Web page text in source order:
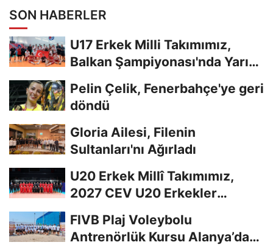
SON HABERLER
U17 Erkek Milli Takımımız,
Balkan Şampiyonası'nda Yarı
Pelin Çelik, Fenerbahçe'ye geri
döndü
Gloria Ailesi, Filenin
Sultanları'nı Ağırladı
U20 Erkek Millî Takımımız,
2027 CEV U20 Erkekler
FIVB Plaj Voleybolu
Antrenörlük Kursu Alanya’da